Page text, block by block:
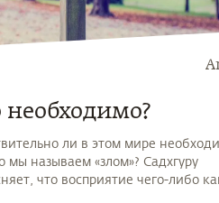
необходимо?
ли в этом мире
мы называем «злом»? Садхгуру
что восприятие чего-либо